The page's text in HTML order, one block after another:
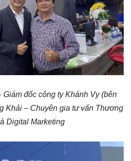
đốc công ty Khánh Vy (bên
Khải – Chuyên gia tư vấn Thương
Digital Marketing